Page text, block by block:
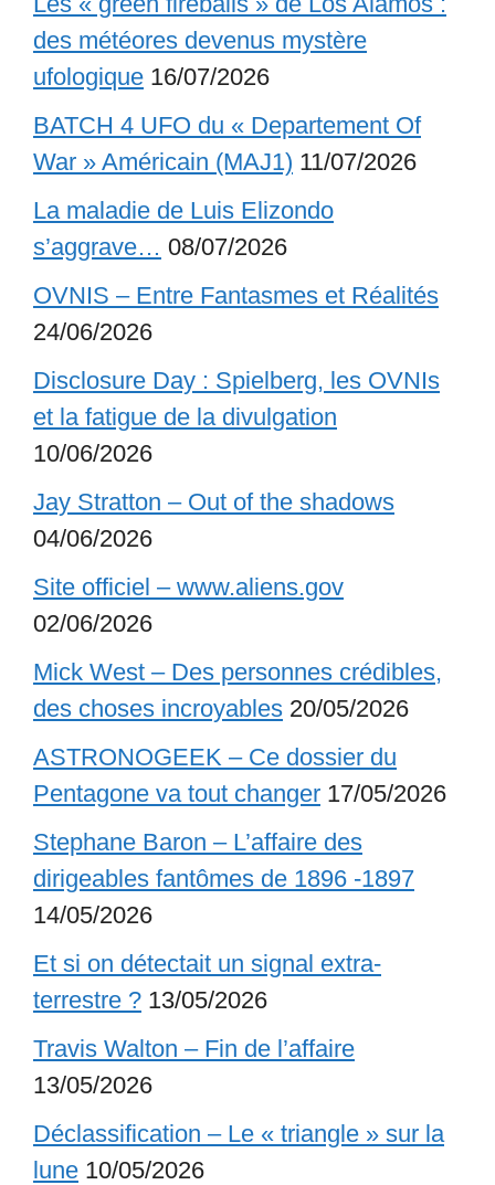
des météores devenus mystère
ufologique 16/07/2026
BATCH 4 UFO du « Departement Of
War » Américain (MAJ1) 11/07/2026
La maladie de Luis Elizondo
s’aggrave… 08/07/2026
OVNIS – Entre Fantasmes et Réalités
24/06/2026
Disclosure Day : Spielberg, les OVNIs
et la fatigue de la divulgation
10/06/2026
Jay Stratton – Out of the shadows
04/06/2026
Site officiel – www.aliens.gov
02/06/2026
Mick West – Des personnes crédibles,
des choses incroyables 20/05/2026
ASTRONOGEEK – Ce dossier du
Pentagone va tout changer 17/05/2026
Stephane Baron – L’affaire des
dirigeables fantômes de 1896 -1897
14/05/2026
Et si on détectait un signal extra-
terrestre ? 13/05/2026
Travis Walton – Fin de l’affaire
13/05/2026
Déclassification – Le « triangle » sur la
lune 10/05/2026